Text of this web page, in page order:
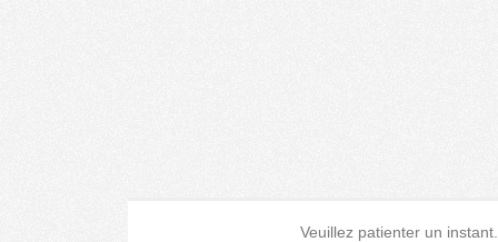
Veuillez patienter un